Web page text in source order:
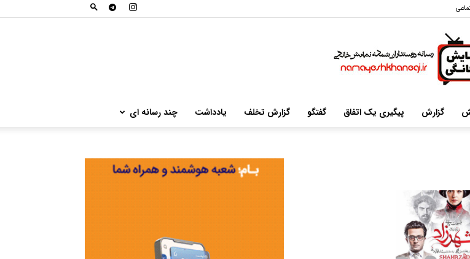
خبری-
گزارش پیگیری یک اتفاق گفتگو گزارش تخلف یادداشت چند رسانه ای